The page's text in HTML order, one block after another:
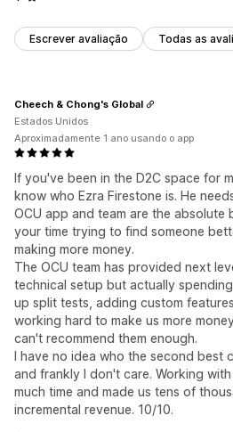
Escrever avaliação Todas as
If you've been in the D2C space for
know who Ezra Firestone is. He
OCU app and team are the absolute
your time trying to find someone
making more money.
The OCU team has provided next
technical setup but actually
up split tests, adding custom
working hard to make us more
can't recommend them enough.
I have no idea who the second best
and frankly I don't care. Working
much time and made us tens of
incremental revenue. 10/10.
Cheech & Chong's Global
Estados Unidos
Aproximadamente 1 ano usando o app